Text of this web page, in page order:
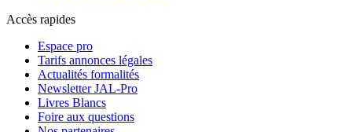
Accès rapides
Espace pro
Tarifs annonces légales
Actualités formalités
Newsletter JAL-Pro
Livres Blancs
Foire aux questions